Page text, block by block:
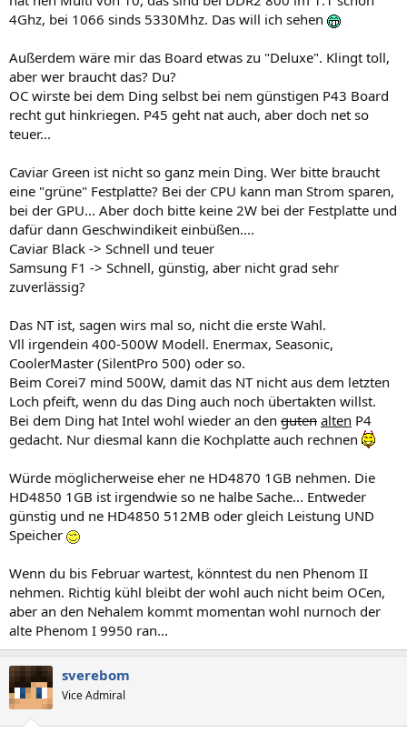
4Ghz, bei 1066 sinds 5330Mhz. Das will ich sehen
Außerdem wäre mir das Board etwas zu "Deluxe". Klingt toll,
aber wer braucht das? Du?
OC wirste bei dem Ding selbst bei nem günstigen P43 Board
recht gut hinkriegen. P45 geht nat auch, aber doch net so
teuer...
Caviar Green ist nicht so ganz mein Ding. Wer bitte braucht
eine "grüne" Festplatte? Bei der CPU kann man Strom sparen,
bei der GPU... Aber doch bitte keine 2W bei der Festplatte und
dafür dann Geschwindikeit einbüßen....
Caviar Black -> Schnell und teuer
Samsung F1 -> Schnell, günstig, aber nicht grad sehr
zuverlässig?
Das NT ist, sagen wirs mal so, nicht die erste Wahl.
Vll irgendein 400-500W Modell. Enermax, Seasonic,
CoolerMaster (SilentPro 500) oder so.
Beim Corei7 mind 500W, damit das NT nicht aus dem letzten
Loch pfeift, wenn du das Ding auch noch übertakten willst.
Bei dem Ding hat Intel wohl wieder an den guten alten P4
gedacht. Nur diesmal kann die Kochplatte auch rechnen
Würde möglicherweise eher ne HD4870 1GB nehmen. Die
HD4850 1GB ist irgendwie so ne halbe Sache... Entweder
günstig und ne HD4850 512MB oder gleich Leistung UND
Speicher
Wenn du bis Februar wartest, könntest du nen Phenom II
nehmen. Richtig kühl bleibt der wohl auch nicht beim OCen,
aber an den Nehalem kommt momentan wohl nurnoch der
alte Phenom I 9950 ran...
sverebom
Vice Admiral